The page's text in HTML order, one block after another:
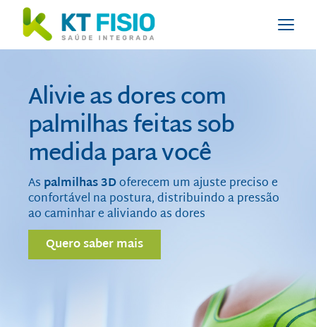
Alivie as dores com
palmilhas feitas sob
medida para você
As palmilhas 3Doferecem um ajuste preciso e
confortável na postura, distribuindo a pressão
ao caminhar e aliviando as dores
Quero saber mais